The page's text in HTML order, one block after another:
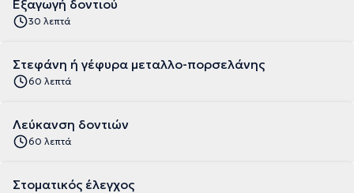
Εξαγωγή δοντιού
30 λεπτά
Στεφάνη ή γέφυρα μεταλλο-πορσελάνης
60 λεπτά
Λεύκανση δοντιών
60 λεπτά
Στοματικός έλεγχος